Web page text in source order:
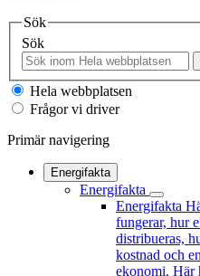
Sök
Sök
Hela webbplatsen
Frågor vi driver
Primär navigering
Energifakta
Energifakta
Energifakta
fungerar, hur
distribueras,
kostnad och
ekonomi. Här